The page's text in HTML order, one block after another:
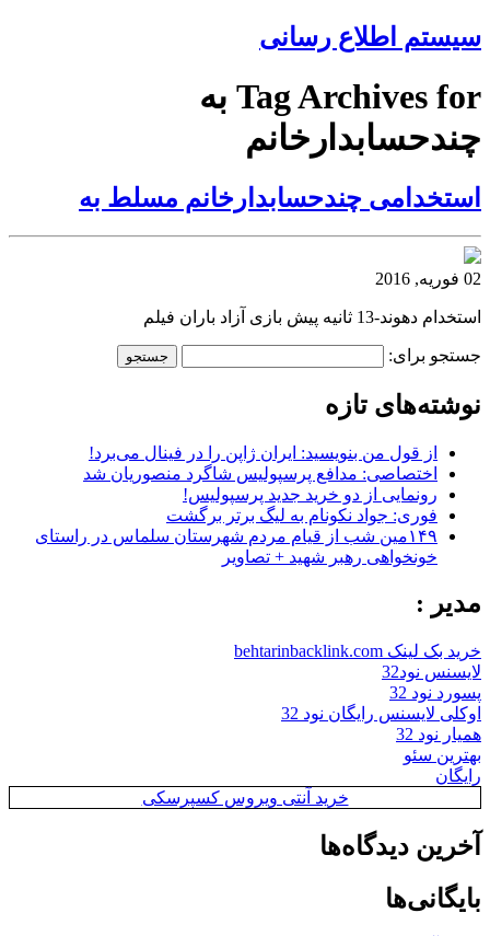
سیستم اطلاع رسانی
Tag Archives for به
چندحسابدارخانم
استخدامی چندحسابدارخانم مسلط به
02 فوریه, 2016
استخدام دهوند-13 ثانیه پیش بازی آزاد باران فیلم
جستجو برای:
نوشته‌های تازه
از قول من بنویسید: ایران ژاپن را در فینال می‌برد!
اختصاصی: مدافع پرسپولیس شاگرد منصوریان شد
رونمایی از دو خرید جدید پرسپولیس!
فوری: جواد نکونام به لیگ برتر برگشت
۱۴۹مین شب از قیام مردم شهرستان سلماس در راستای
خونخواهی رهبر شهید + تصاویر
مدیر :
خرید بک لینک behtarinbacklink.com
لایسنس نود32
پسورد نود 32
اوکلی لایسنس رایگان نود 32
همیار نود 32
بهترین سئو
رایگان
خرید آنتی ویروس کسپرسکی
آخرین دیدگاه‌ها
بایگانی‌ها